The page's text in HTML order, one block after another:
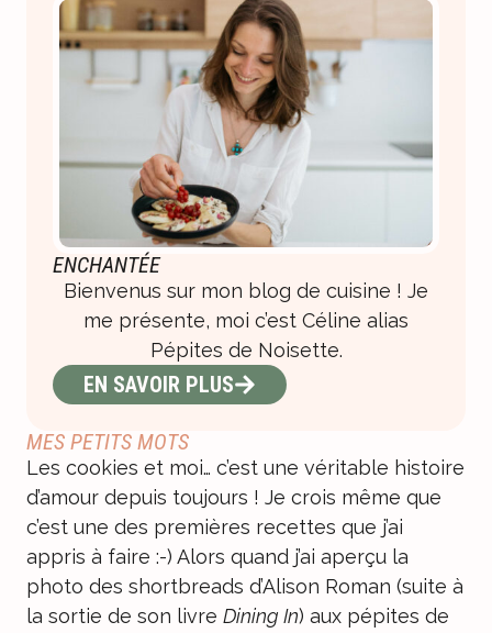
MES PETITS MOTS
Les cookies et moi… c’est une véritable histoire
d’amour depuis toujours ! Je crois même que
c’est une des premières recettes que j’ai
appris à faire :-) Alors quand j’ai aperçu la
photo des shortbreads d’Alison Roman (suite à
la sortie de son livre Dining In) aux pépites de
ENCHANTÉE
Bienvenus sur mon blog de cuisine ! Je
me présente, moi c’est Céline alias
Pépites de Noisette.
EN SAVOIR PLUS